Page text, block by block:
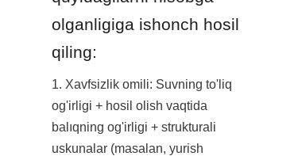
olganligiga ishonch hosil
qiling:
1. Xavfsizlik omili: Suvning to'liq
og'irligi + hosil olish vaqtida
balıqning og'irligi + strukturali
uskunalar (masalan, yurish